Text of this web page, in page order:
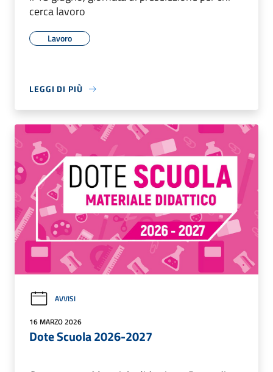
cerca lavoro
Lavoro
LEGGI DI PIÙ
AVVISI
16 MARZO 2026
Dote Scuola 2026-2027